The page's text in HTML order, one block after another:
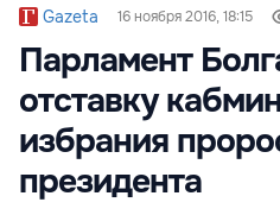
Gazeta 16 ноября 2016, 18:15
Парламент
отставку
избрания
президента